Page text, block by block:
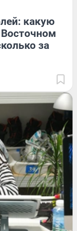
какую
за